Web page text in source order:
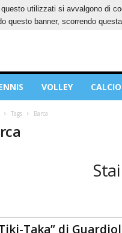
8 AGOSTO 2026 CONTATTI
VOLLEY CALCIO
Tags Barca
Taka” di
utilizzati si avvalgono di
questo banner, scorrendo